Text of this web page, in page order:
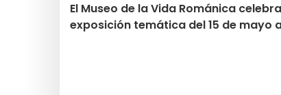
El Museo de la Vida Románica
exposición temática del 15 de mayo